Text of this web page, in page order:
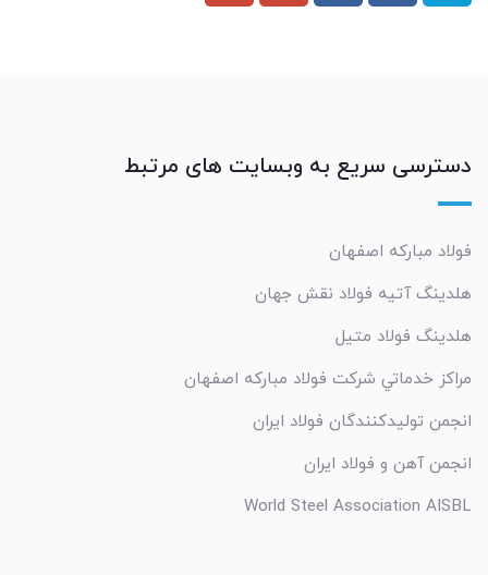
دسترسی سریع به وبسایت های مرتبط
فولاد مبارکه اصفهان
هلدینگ آتیه فولاد نقش جهان
هلدینگ فولاد متیل
مراکز خدماتي شرکت فولاد مبارکه اصفهان
انجمن تولیدکنندگان فولاد ایران
انجمن آهن و فولاد ایران
World Steel Association AISBL